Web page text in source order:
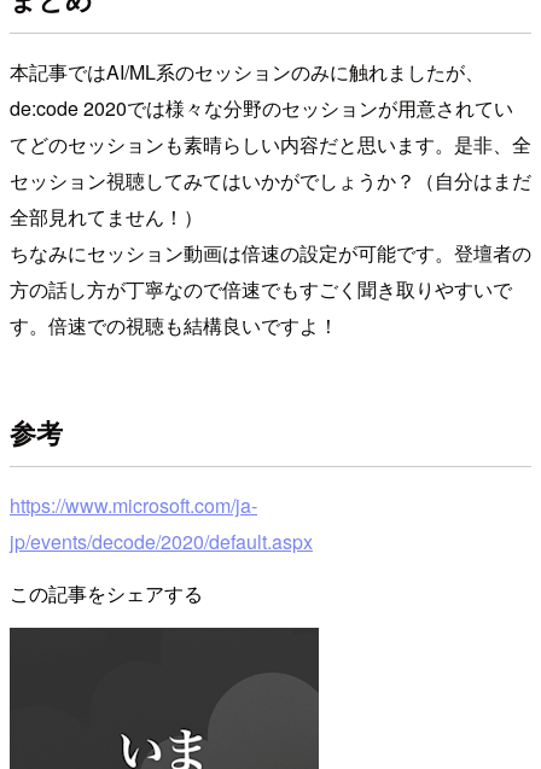
本記事ではAI/ML系のセッションのみに触れましたが、
de:code 2020では様々な分野のセッションが用意されてい
てどのセッションも素晴らしい内容だと思います。是非、全
セッション視聴してみてはいかがでしょうか？（自分はまだ
全部見れてません！）
ちなみにセッション動画は倍速の設定が可能です。登壇者の
方の話し方が丁寧なので倍速でもすごく聞き取りやすいで
す。倍速での視聴も結構良いですよ！
参考
https://www.microsoft.com/ja-
jp/events/decode/2020/default.aspx
この記事をシェアする